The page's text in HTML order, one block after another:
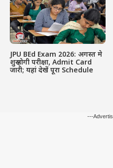
JPU BEd Exam 2026: अगस्त मे
शुरू होगी परीक्षा, Admit Card
जारी; यहां देखें पूरा Schedule
---